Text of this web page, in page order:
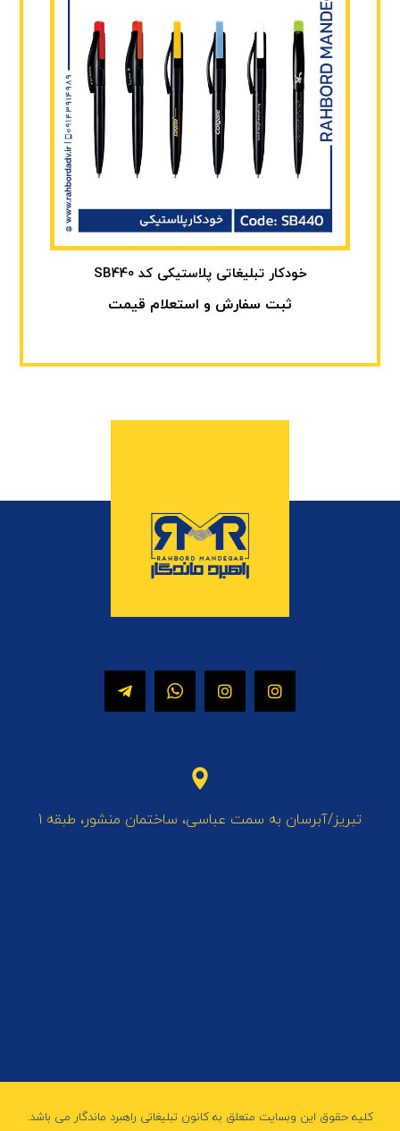
خودکار تبلیغاتی پلاستیکی کد SB440
ثبت سفارش و استعلام قیمت
تبریز/آبرسان به سمت عباسی، ساختمان منشور، طبقه 1
کلیه حقوق این وبسایت متعلق به کانون تبلیغاتی راهبرد ماندگار می باشد.